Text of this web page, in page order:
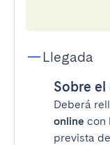
Llegada
Sobre
Deberá
online con
prevista